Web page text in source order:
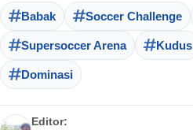
Babak Soccer Challenge
Supersoccer Arena Kudus
Dominasi
Editor: